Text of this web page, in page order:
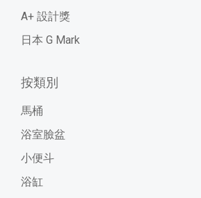
A+ 設計獎
日本 G Mark
按類別
馬桶
浴室臉盆
小便斗
浴缸